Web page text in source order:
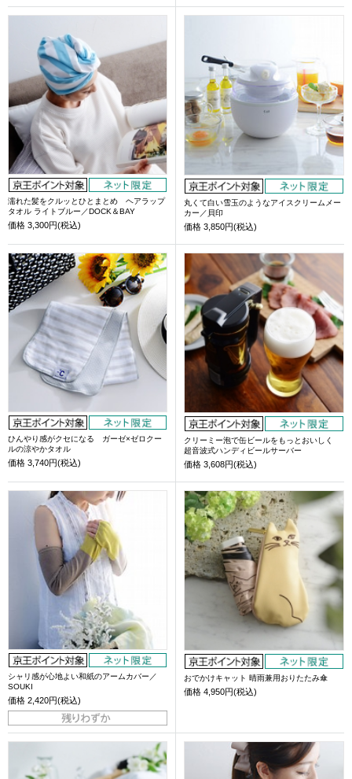
濡れた髪をクルッとひとまとめ ヘアラップ
タオル ライトブルー／DOCK＆BAY
価格 3,300円(税込)
丸くて白い雪玉のようなアイスクリームメー
カー／貝印
価格 3,850円(税込)
ひんやり感がクセになる ガーゼ×ゼロクー
ルの涼やかタオル
価格 3,740円(税込)
クリーミー泡で缶ビールをもっとおいしく
超音波式ハンディビールサーバー
価格 3,608円(税込)
シャリ感が心地よい和紙のアームカバー／
SOUKI
価格 2,420円(税込)
おでかけキャット 晴雨兼用おりたたみ傘
価格 4,950円(税込)